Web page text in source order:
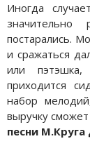
Иногда
постарались.
и сражаться
или
приходится
набор
выручку
песни